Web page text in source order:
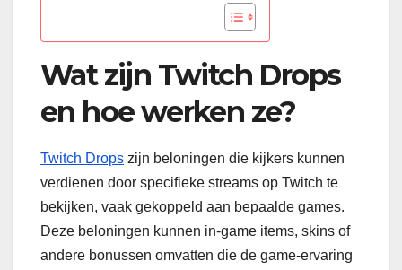
Wat zijn Twitch Drops
en hoe werken ze?
Twitch Drops zijn beloningen die kijkers kunnen
verdienen door specifieke streams op Twitch te
bekijken, vaak gekoppeld aan bepaalde games.
Deze beloningen kunnen in-game items, skins of
andere bonussen omvatten die de game-ervaring